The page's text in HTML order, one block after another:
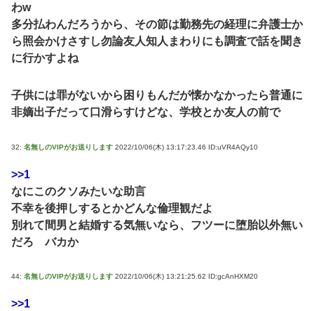
わw
多分払わんだろうから、その節は勤務先の経理に弁護士か
ら照会かけさすし勿論友人知人まわりにも調査で話を聞き
に行かすよね
子供には罪がないから困りもんだが懐かなかったら普通に
非嫡出子だって口滑らすけどな、学校とか友人の前で
32: 名無しのVIPがお送りします 2022/10/06(木) 13:17:23.46 ID:uVR4AQy10
>>1
なにこのクソみたいな助言
不幸を後押しするとかどんな倫理観だよ
別れて間男と結婚する気無いなら、フツーに堕胎以外無い
だろ バカか
44: 名無しのVIPがお送りします 2022/10/06(木) 13:21:25.62 ID:gcAnHXM20
>>1